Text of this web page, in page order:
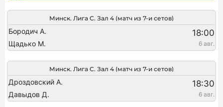
Минск. Лига C. Зал 4 (матч из 7-и сетов)
Бородич А. 18:00
Щадько М. 6 авг.
Минск. Лига C. Зал 4 (матч из 7-и сетов)
Дроздовский А. 18:30
Давыдов Д. 6 авг.